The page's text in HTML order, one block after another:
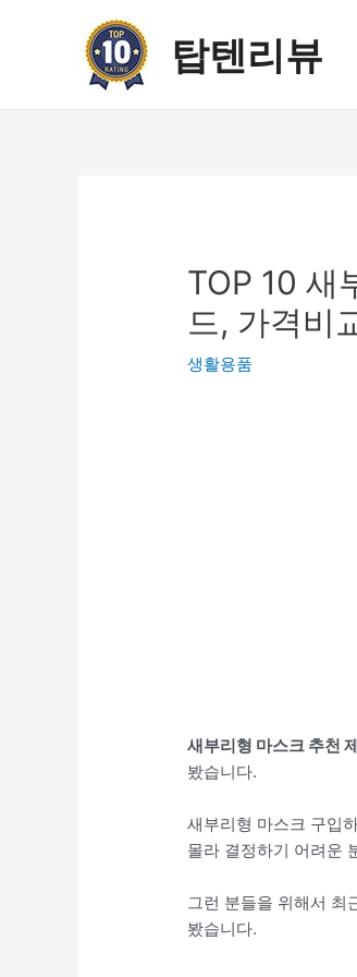
탑텐리뷰
TOP 10 새
드, 가격비
생활용품
새부리형 마스크 추천
봤습니다.
새부리형 마스크 구입
몰라 결정하기 어려운
그런 분들을 위해서 최
봤습니다.